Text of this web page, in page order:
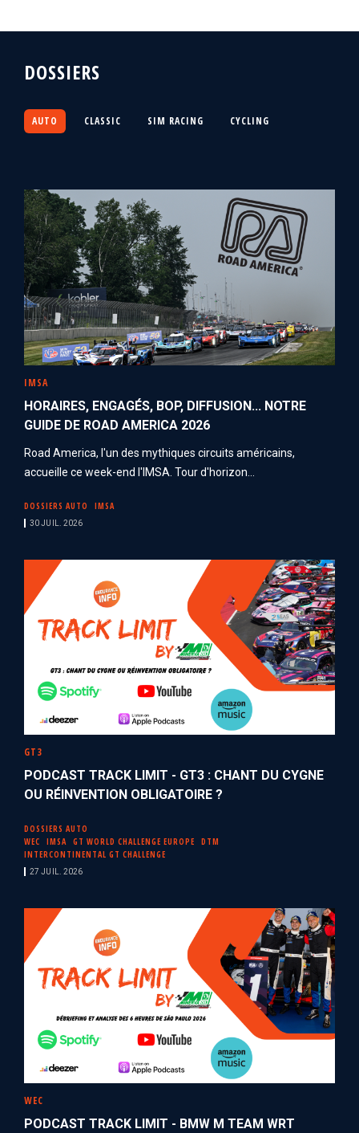
DOSSIERS
AUTO CLASSIC SIM RACING CYCLING
IMSA
HORAIRES, ENGAGÉS, BOP, DIFFUSION... NOTRE
GUIDE DE ROAD AMERICA 2026
Road America, l'un des mythiques circuits américains,
accueille ce week-end l'IMSA. Tour d'horizon...
DOSSIERS AUTO IMSA
30 JUIL. 2026
GT3
PODCAST TRACK LIMIT - GT3 : CHANT DU CYGNE
OU RÉINVENTION OBLIGATOIRE ?
DOSSIERS AUTO
WEC
IMSA GT WORLD CHALLENGE EUROPE
DTM
INTERCONTINENTAL GT CHALLENGE
27 JUIL. 2026
WEC
PODCAST TRACK LIMIT - BMW M TEAM WRT